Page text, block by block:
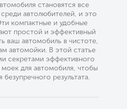
становятся все
автолюбителей, и это
компактные и удобные
простой и эффективный
ваш автомобиль в чистоте,
автомойки. В этой статье
секретами эффективного
для автомобиля, чтобы
результата.